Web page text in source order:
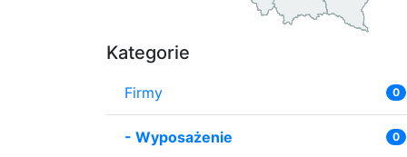
Kategorie
Firmy 0
- Wyposażenie 0